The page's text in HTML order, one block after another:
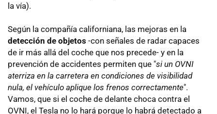
la vía).
Según la compañía californiana, las mejoras en la
detección de objetos -con señales de radar capaces
de ir más allá del coche que nos precede- y en la
prevención de accidentes permiten que "si un OVNI
aterriza en la carretera en condiciones de visibilidad
nula, el vehículo aplique los frenos correctamente".
Vamos, que si el coche de delante choca contra el
OVNI, el Tesla no lo hará porque lo habrá detectado a